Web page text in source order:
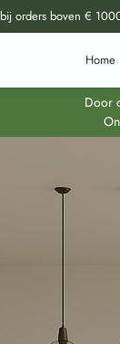
orders boven €
Home
producten
Door